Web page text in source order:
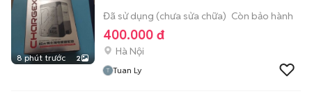
8 phút trước 2
Đã sử dụng (chưa sửa chữa) Còn bảo hành
400.000 đ
Hà Nội
Tuan Ly